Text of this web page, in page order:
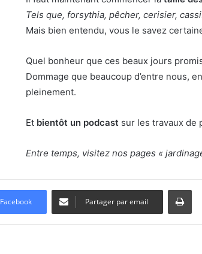
Tels que, forsythia, pêcher, cerisier,
Mais bien entendu, vous le savez
Quel bonheur que ces beaux jours
Dommage que beaucoup d’entre nous,
pleinement.
Et bientôt un podcast sur les travaux de
Entre temps, visitez nos pages «
Facebook Partager par email